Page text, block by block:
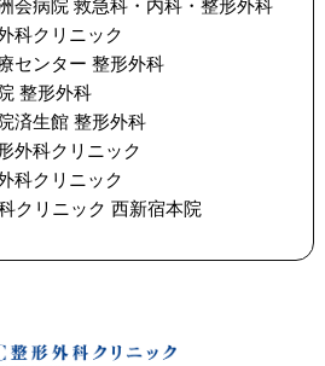
会病院 救急科・内科・整形外科
科クリニック
センター 整形外科
整形外科
済生館 整形外科
外科クリニック
科クリニック
クリニック 西新宿本院